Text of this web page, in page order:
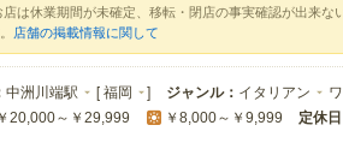
店は休業期間が未確定、移転・閉店の事実確認が出来
店舗の掲載情報に関して
中洲川端駅 [福岡 ] ジャンル： イタリアン
￥20,000～￥29,999 ￥8,000～￥9,999 定休日